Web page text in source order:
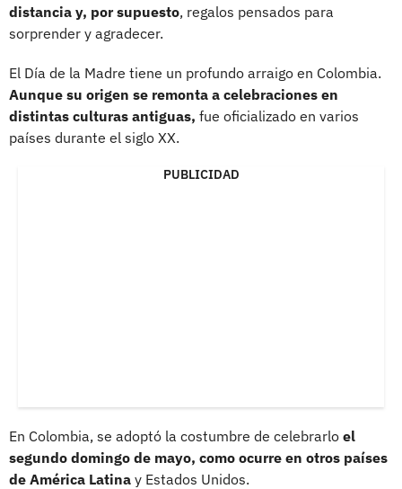
distancia y, por supuesto, regalos pensados para
sorprender y agradecer.
El Día de la Madre tiene un profundo arraigo en Colombia.
Aunque su origen se remonta a celebraciones en
distintas culturas antiguas, fue oficializado en varios
países durante el siglo XX.
PUBLICIDAD
En Colombia, se adoptó la costumbre de celebrarlo el
segundo domingo de mayo, como ocurre en otros países
de América Latina y Estados Unidos.